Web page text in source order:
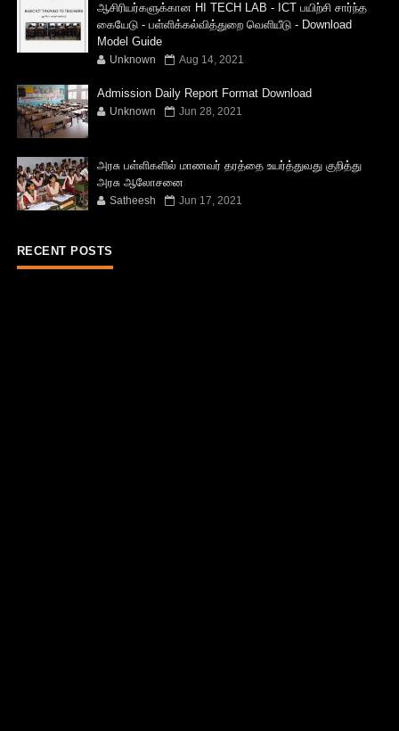
ஆசிரியர்களுக்கான HI TECH LAB - ICT பயிற்சி சார்ந்த
கையேடு - பள்ளிக்கல்வித்துறை வெளியீடு - Download
Model Guide
Unknown Aug 14, 2021
Admission Daily Report Format Download
Unknown Jun 28, 2021
அரசு பள்ளிகளில் மாணவர் தரத்தை உயர்த்துவது குறித்து
அரசு ஆலோசனை
Satheesh Jun 17, 2021
RECENT POSTS